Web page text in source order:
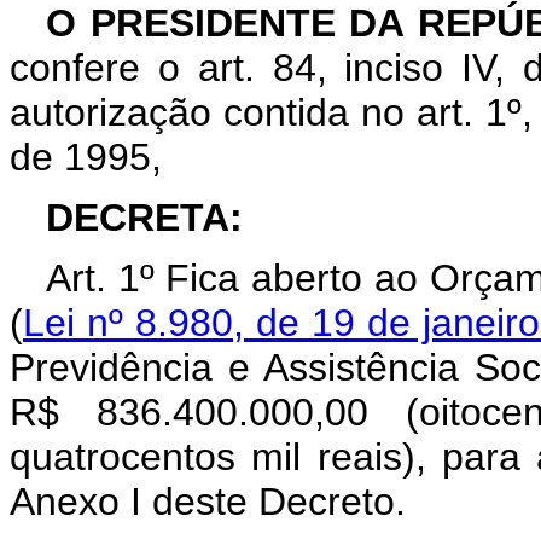
O PRESIDENTE DA
confere o art. 84, inciso IV,
autorização contida no art.
de 1995,
DECRETA:
Art. 1º Fica aberto ao
(Lei nº 8.980, de 19 de
Previdência e Assistência
R$ 836.400.000,00
quatrocentos mil reais),
Anexo I deste Decreto.